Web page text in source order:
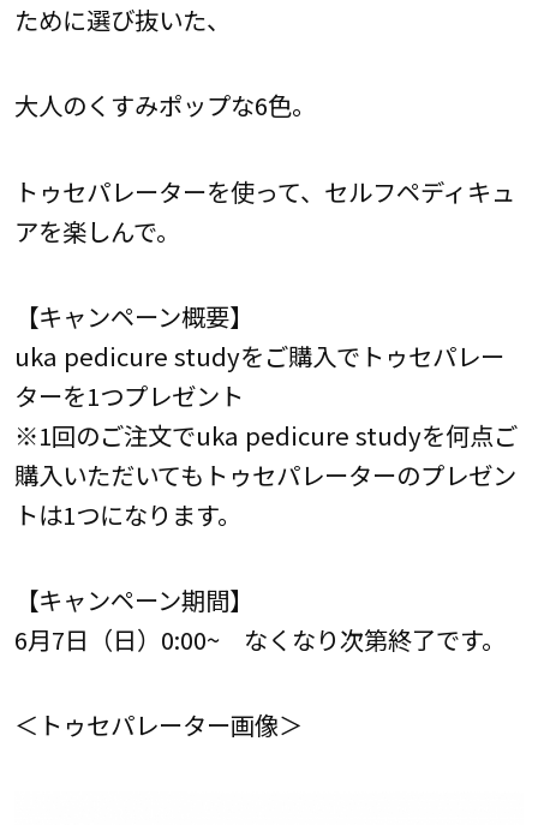
ために選び抜いた、
大人のくすみポップな6色。
トゥセパレーターを使って、セルフペディキュ
アを楽しんで。
【キャンペーン概要】
uka pedicure studyをご購入でトゥセパレー
ターを1つプレゼント
※1回のご注文でuka pedicure studyを何点ご
購入いただいてもトゥセパレーターのプレゼン
トは1つになります。
【キャンペーン期間】
6月7日（日）0:00~ なくなり次第終了です。
＜トゥセパレーター画像＞